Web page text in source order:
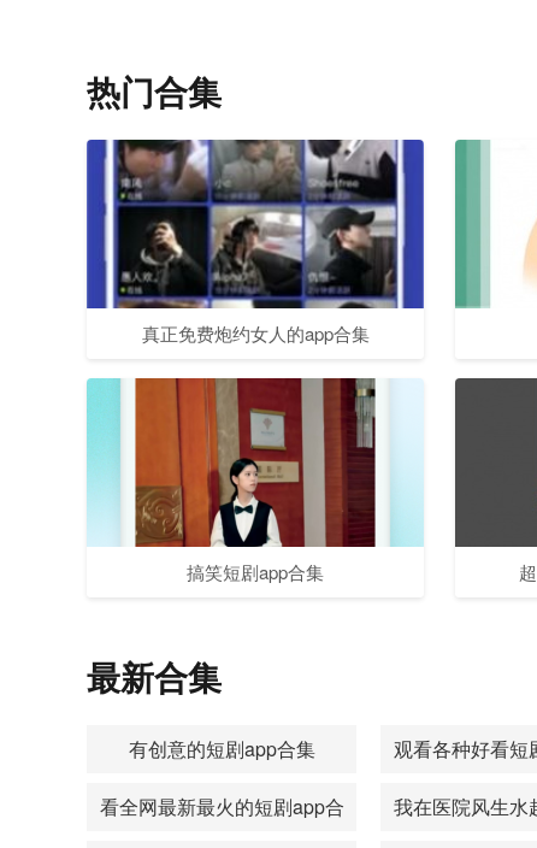
热门合集
真正免费炮约女人的app合集
搞笑短剧app合集
最新合集
有创意的短剧app合集 观看各种好看短
看全网最新最火的短剧app合
我在医院风生水